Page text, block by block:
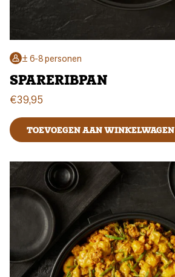
± 6-8 personen
SPARERIBPAN
€39,95
TOEVOEGEN AAN WINKELWAGEN